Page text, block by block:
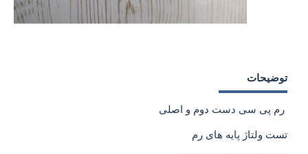
توضیحات
رم پی سی دست دوم و اصلی
تست ولتاژ پایه های رم